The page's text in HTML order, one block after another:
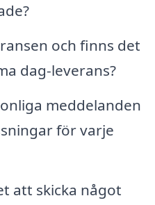
och finns det
dag-leverans?
meddelanden
för varje
att skicka något